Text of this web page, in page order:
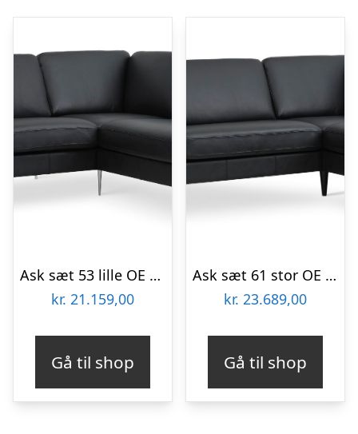
Ask sæt 53 lille OE sofa, m. højre chaiselong – sort semianilin læder og børstet aluminium
kr. 21.159,00
Gå til shop
Ask sæt 61 stor OE sofa, m. højre chaiselong – sort semianilin læder og sort træ
kr. 23.689,00
Gå til shop